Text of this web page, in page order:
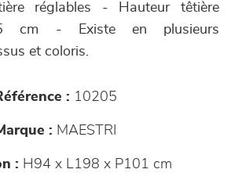
réglables - Hauteur têtière
cm - Existe en plusieurs
et coloris.
: 10205
: MAESTRI
: H94 x L198 x P101 cm